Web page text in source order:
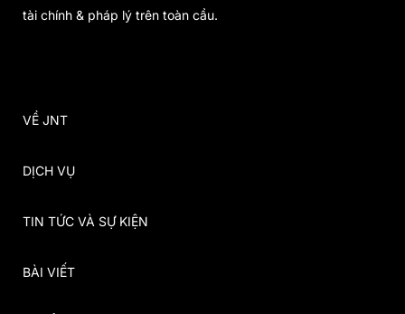
tài chính & pháp lý trên toàn cầu.
VỀ JNT
DỊCH VỤ
TIN TỨC VÀ SỰ KIỆN
BÀI VIẾT